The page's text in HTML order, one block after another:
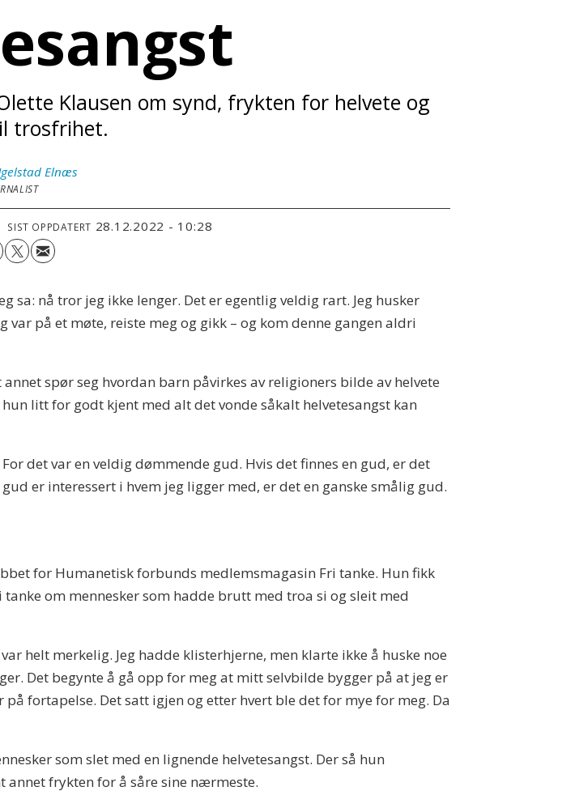
Klausen om synd, frykten for helvete og
trosfrihet.
Elnæs
SIST OPPDATERT 28.12.2022 - 10:28
sa: nå tror jeg ikke lenger. Det er egentlig veldig rart. Jeg husker
på et møte, reiste meg og gikk – og kom denne gangen aldri
spør seg hvordan barn påvirkes av religioners bilde av helvete
litt for godt kjent med alt det vonde såkalt helvetesangst kan
det var en veldig dømmende gud. Hvis det finnes en gud, er det
er interessert i hvem jeg ligger med, er det en ganske smålig gud.
for Humanetisk forbunds medlemsmagasin Fri tanke. Hun fikk
om mennesker som hadde brutt med troa si og sleit med
helt merkelig. Jeg hadde klisterhjerne, men klarte ikke å huske noe
Det begynte å gå opp for meg at mitt selvbilde bygger på at jeg er
fortapelse. Det satt igjen og etter hvert ble det for mye for meg. Da
som slet med en lignende helvetesangst. Der så hun
annet frykten for å såre sine nærmeste.